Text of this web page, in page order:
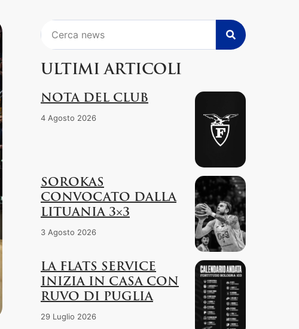
ULTIMI ARTICOLI
NOTA DEL CLUB
4 Agosto 2026
SOROKAS
CONVOCATO DALLA
LITUANIA 3×3
3 Agosto 2026
LA FLATS SERVICE
INIZIA IN CASA CON
RUVO DI PUGLIA
29 Luglio 2026